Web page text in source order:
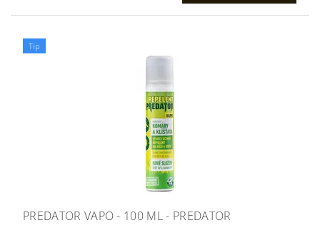
Tip
PREDATOR VAPO - 100 ML - PREDATOR